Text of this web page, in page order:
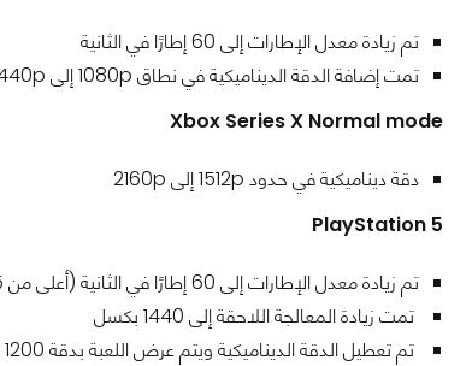
تم زيادة معدل الإطارات إلى 60 إطارًا في الثانية
تمت إضافة الدقة الديناميكية في نطاق 1080p إلى 1440p
Xbox Series X Normal mode
دقة ديناميكية في حدود 1512p إلى 2160p
PlayStation 5
تم زيادة معدل الإطارات إلى 60 إطارًا في الثانية (أعلى من 45 إطارًا في الثانية)
تمت زيادة المعالجة اللاحقة إلى 1440 بكسل
تم تعطيل الدقة الديناميكية ويتم عرض اللعبة بدقة 1200 بكسل (أعلى من 810-1080 بكسل)